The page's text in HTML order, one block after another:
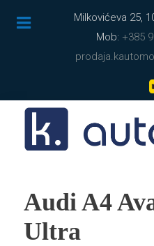
Milkovićeva 25,
Mob: +385
Audi A4
Ultra